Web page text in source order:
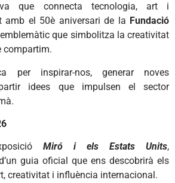
que connecta tecnologia, art i
amb el 50è aniversari de la Fundació
que simbolitza la creativitat
compartim.
per inspirar-nos, generar noves
idees que impulsen el sector
Miró i els Estats Units,
guia oficial que ens descobrirà els
creativitat i influència internacional.